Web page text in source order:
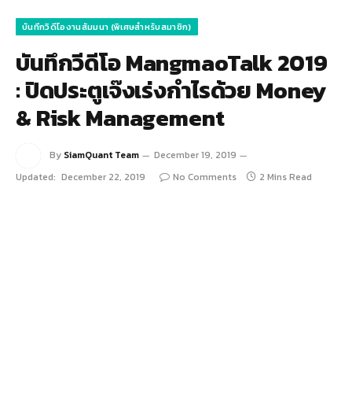
บันทึกวิดีโองานสัมมนา (พิเศษสำหรับสมาชิก)
บันทึกวีดีโอ MangmaoTalk 2019
: ปิดประตูเจ๊งเร่งกำไรด้วย Money
& Risk Management
By SiamQuant Team
December 19, 2019
Updated: December 22, 2019 No Comments 2 Mins Read